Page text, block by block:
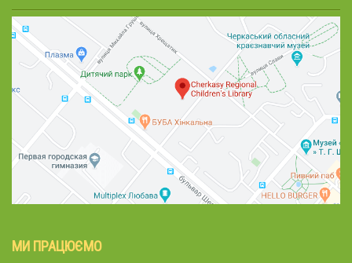
МИ ПРАЦЮЄМО